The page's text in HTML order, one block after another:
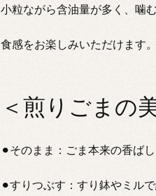
小粒ながら含油量が多く、噛
食感をお楽しみいただけます。
＜煎りごまの
⚫︎そのまま：ごま本来の香ば
⚫︎すりつぶす：すり鉢やミル